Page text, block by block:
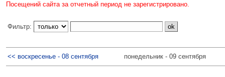
Посещений сайта за отчетный период не зарегистрировано.
Фильтр:
<< воскресенье - 08 сентября понедельник - 09 сентября